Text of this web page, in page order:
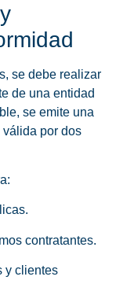
se debe realizar
de una entidad
se emite una
válida por dos
contratantes.
y clientes